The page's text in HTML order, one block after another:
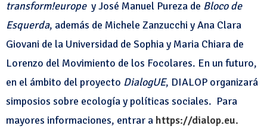
transform!europey José Manuel Pureza de Bloco de
Esquerda, además de Michele Zanzucchi y Ana Clara
Giovani de la Universidad de Sophia y Maria Chiara de
Lorenzo del Movimiento de los Focolares. En un futuro,
en el ámbito del proyecto DialogUE, DIALOP organizará
simposios sobre ecología y políticas sociales. Para
mayores informaciones, entrar a https://dialop.eu.